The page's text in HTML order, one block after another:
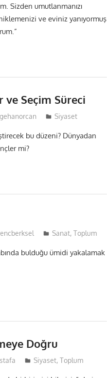
Sizden umutlanmanızı
ve eviniz yanıyormuş
Seçim Süreci
Siyaset
bu düzeni? Dünyadan
mi?
Sanat,Toplum
bulduğu ümidi yakalamak
Doğru
Siyaset,Toplum